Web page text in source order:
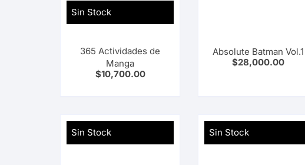
Sin Stock
365 Actividades de
Manga
$10,700.00
Absolute Batman Vol.1
$28,000.00
Sin Stock Sin Stock